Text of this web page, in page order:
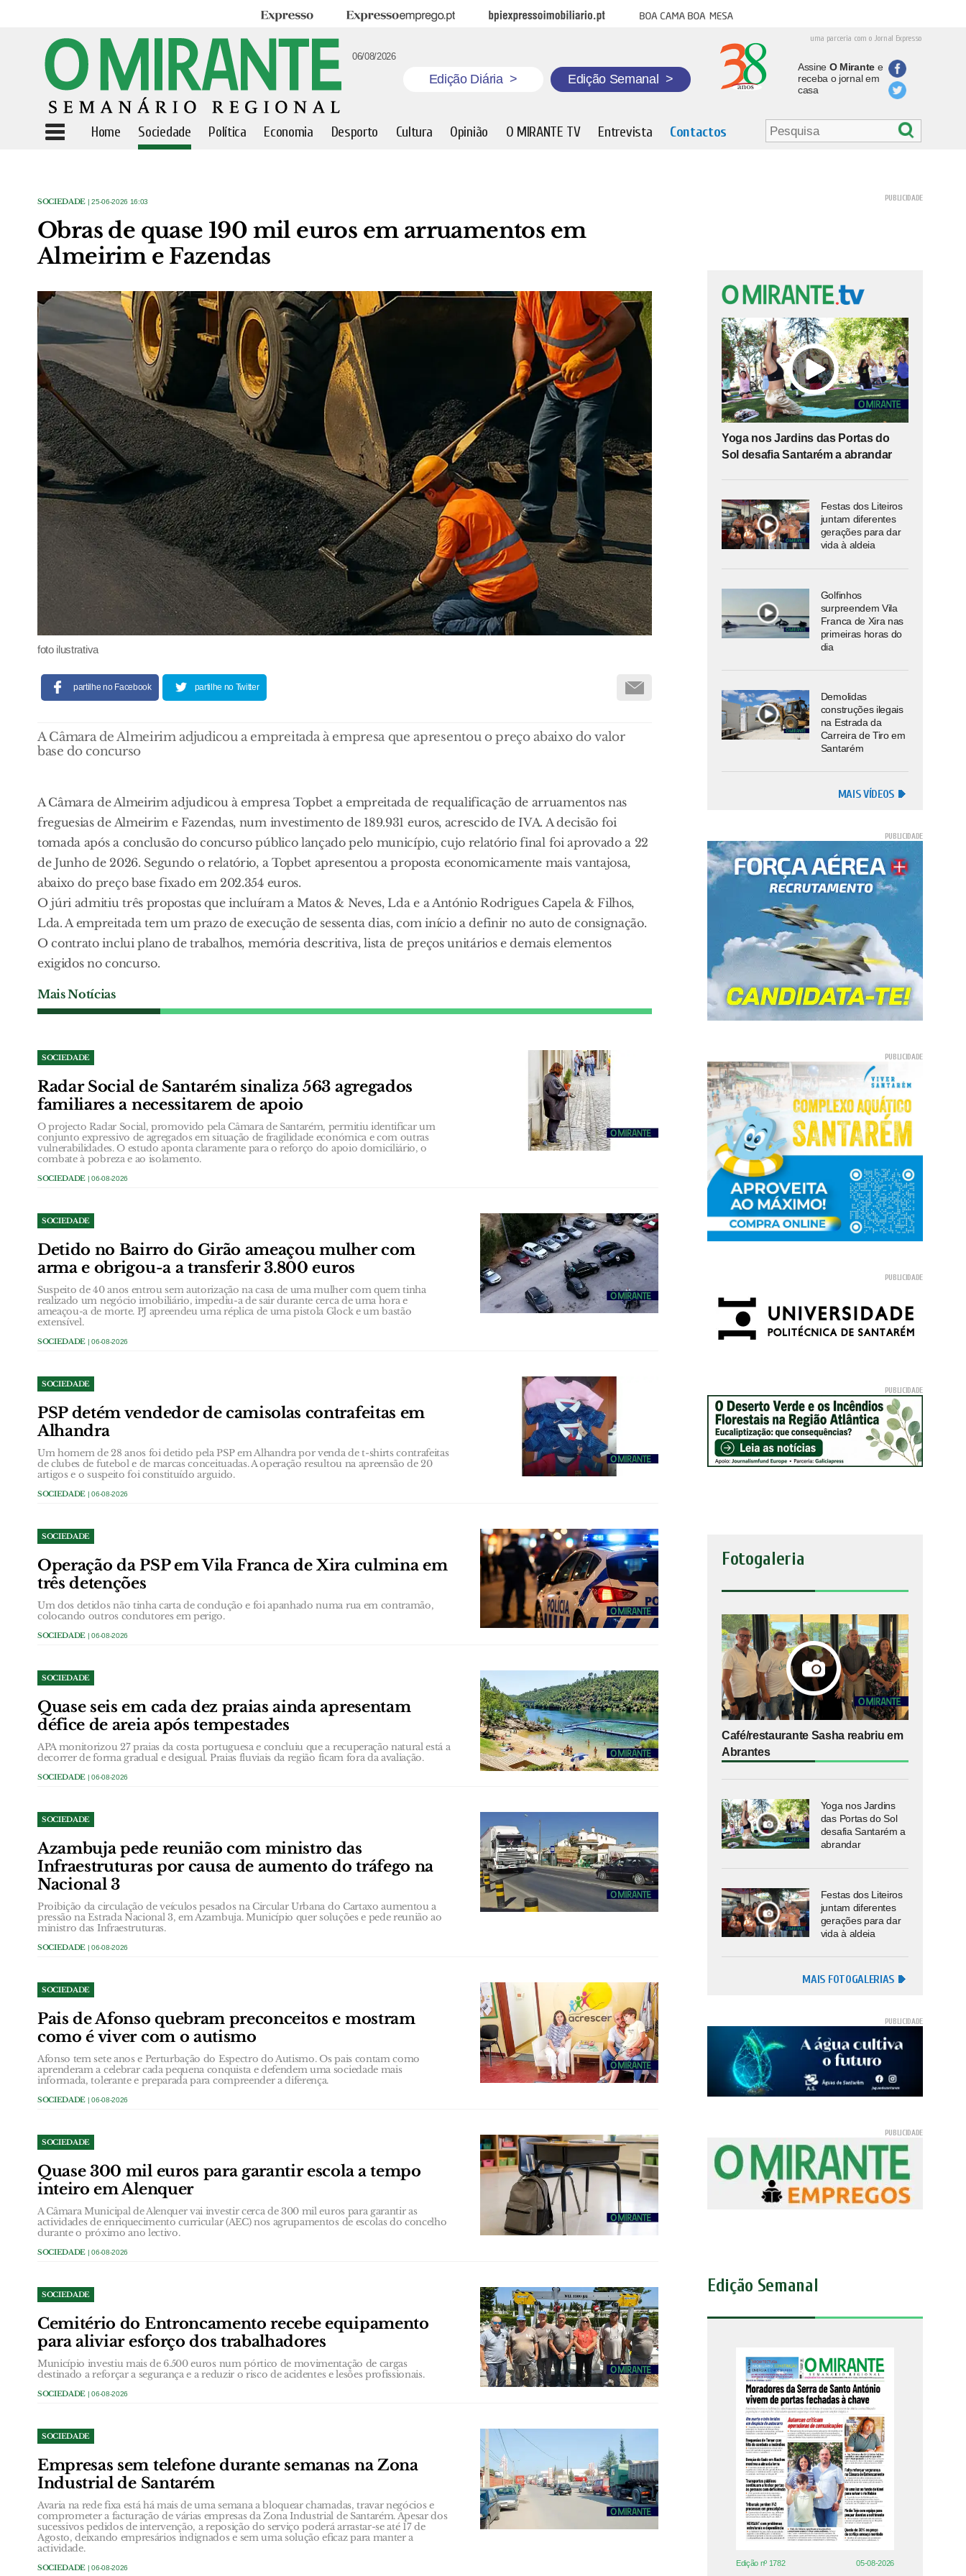
Expresso Expresso Emprego BPI Expresso Imobiliário Boa cama boa mesa
uma parceria com o Jornal Expresso
06/08/2026
Edição Diária > Edição Semanal >
Assine O Mirantee
receba o jornal em
casa
Home Sociedade Política Economia Desporto Cultura Opinião O MIRANTE TV Entrevista Contactos
SOCIEDADE | 25-06-2026 16:03
Obras de quase 190 mil euros em arruamentos em
Almeirim e Fazendas
foto ilustrativa
partilhe no Facebook partilhe no Twitter
A Câmara de Almeirim adjudicou a empreitada à empresa que apresentou o preço abaixo do valor
base do concurso
A Câmara de Almeirim adjudicou à empresa Topbet a empreitada de requalificação de arruamentos nas
freguesias de Almeirim e Fazendas, num investimento de 189.931 euros, acrescido de IVA. A decisão foi
tomada após a conclusão do concurso público lançado pelo município, cujo relatório final foi aprovado a 22
de Junho de 2026. Segundo o relatório, a Topbet apresentou a proposta economicamente mais vantajosa,
abaixo do preço base fixado em 202.354 euros.
O júri admitiu três propostas que incluíram a Matos & Neves, Lda e a António Rodrigues Capela & Filhos,
Lda. A empreitada tem um prazo de execução de sessenta dias, com início a definir no auto de consignação.
O contrato inclui plano de trabalhos, memória descritiva, lista de preços unitários e demais elementos
exigidos no concurso.
Mais Notícias
SOCIEDADE
Radar Social de Santarém sinaliza 563 agregados
familiares a necessitarem de apoio
O projecto Radar Social, promovido pela Câmara de Santarém, permitiu identificar um
conjunto expressivo de agregados em situação de fragilidade económica e com outras
vulnerabilidades. O estudo aponta claramente para o reforço do apoio domiciliário, o
combate à pobreza e ao isolamento.
SOCIEDADE | 06-08-2026
SOCIEDADE
Detido no Bairro do Girão ameaçou mulher com
arma e obrigou-a a transferir 3.800 euros
Suspeito de 40 anos entrou sem autorização na casa de uma mulher com quem tinha
realizado um negócio imobiliário, impediu-a de sair durante cerca de uma hora e
ameaçou-a de morte. PJ apreendeu uma réplica de uma pistola Glock e um bastão
extensível.
SOCIEDADE | 06-08-2026
SOCIEDADE
PSP detém vendedor de camisolas contrafeitas em
Alhandra
Um homem de 28 anos foi detido pela PSP em Alhandra por venda de t-shirts contrafeitas
de clubes de futebol e de marcas conceituadas. A operação resultou na apreensão de 20
artigos e o suspeito foi constituído arguido.
SOCIEDADE | 06-08-2026
SOCIEDADE
Operação da PSP em Vila Franca de Xira culmina em
três detenções
Um dos detidos não tinha carta de condução e foi apanhado numa rua em contramão,
colocando outros condutores em perigo.
SOCIEDADE | 06-08-2026
SOCIEDADE
Quase seis em cada dez praias ainda apresentam
défice de areia após tempestades
APA monitorizou 27 praias da costa portuguesa e concluiu que a recuperação natural está a
decorrer de forma gradual e desigual. Praias fluviais da região ficam fora da avaliação.
SOCIEDADE | 06-08-2026
SOCIEDADE
Azambuja pede reunião com ministro das
Infraestruturas por causa de aumento do tráfego na
Nacional 3
Proibição da circulação de veículos pesados na Circular Urbana do Cartaxo aumentou a
pressão na Estrada Nacional 3, em Azambuja. Município quer soluções e pede reunião ao
ministro das Infraestruturas.
SOCIEDADE | 06-08-2026
SOCIEDADE
Pais de Afonso quebram preconceitos e mostram
como é viver com o autismo
Afonso tem sete anos e Perturbação do Espectro do Autismo. Os pais contam como
aprenderam a celebrar cada pequena conquista e defendem uma sociedade mais
informada, tolerante e preparada para compreender a diferença.
SOCIEDADE | 06-08-2026
SOCIEDADE
Quase 300 mil euros para garantir escola a tempo
inteiro em Alenquer
A Câmara Municipal de Alenquer vai investir cerca de 300 mil euros para garantir as
actividades de enriquecimento curricular (AEC) nos agrupamentos de escolas do concelho
durante o próximo ano lectivo.
SOCIEDADE | 06-08-2026
SOCIEDADE
Cemitério do Entroncamento recebe equipamento
para aliviar esforço dos trabalhadores
Município investiu mais de 6.500 euros num pórtico de movimentação de cargas
destinado a reforçar a segurança e a reduzir o risco de acidentes e lesões profissionais.
SOCIEDADE | 06-08-2026
SOCIEDADE
Empresas sem telefone durante semanas na Zona
Industrial de Santarém
Avaria na rede fixa está há mais de uma semana a bloquear chamadas, travar negócios e
comprometer a facturação de várias empresas da Zona Industrial de Santarém. Apesar dos
sucessivos pedidos de intervenção, a reposição do serviço poderá arrastar-se até 17 de
Agosto, deixando empresários indignados e sem uma solução eficaz para manter a
actividade.
SOCIEDADE | 06-08-2026
Yoga nos Jardins das Portas do
Sol desafia Santarém a abrandar
Festas dos Liteiros
juntam diferentes
gerações para dar
vida à aldeia
Golfinhos
surpreendem Vila
Franca de Xira nas
primeiras horas do
dia
Demolidas
construções ilegais
na Estrada da
Carreira de Tiro em
Santarém
MAIS VÍDEOS
Fotogaleria
Café/restaurante Sasha reabriu em
Abrantes
Yoga nos Jardins
das Portas do Sol
desafia Santarém a
abrandar
Festas dos Liteiros
juntam diferentes
gerações para dar
vida à aldeia
MAIS FOTOGALERIAS
Edição Semanal
Edição nº 1782 05-08-2026